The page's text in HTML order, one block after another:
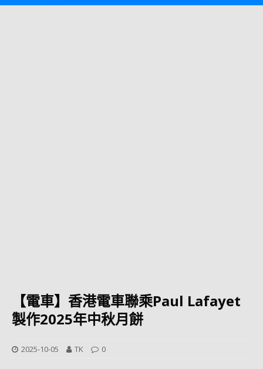
【電車】香港電車聯乘Paul Lafayet
製作2025年中秋月餅
2025-10-05 TK 0